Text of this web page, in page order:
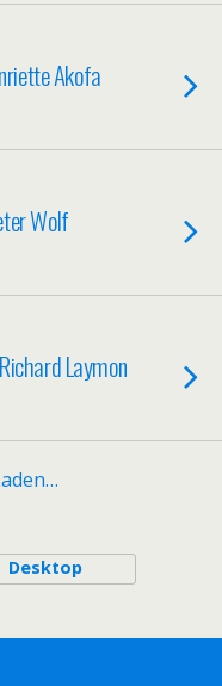
Akofa
Wolf
Laymon
Desktop